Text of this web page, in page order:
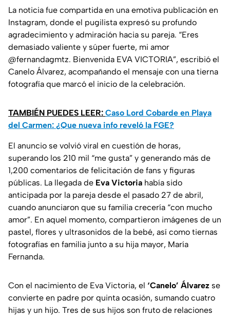
La noticia fue compartida en una emotiva publicación en
Instagram, donde el pugilista expresó su profundo
agradecimiento y admiración hacia su pareja. “Eres
demasiado valiente y súper fuerte, mi amor
@fernandagmtz. Bienvenida EVA VICTORIA”, escribió el
Canelo Álvarez, acompañando el mensaje con una tierna
fotografía que marcó el inicio de la celebración.
TAMBIÉN PUEDES LEER: Caso Lord Cobarde en Playa
del Carmen: ¿Que nueva info reveló la FGE?
El anuncio se volvió viral en cuestión de horas,
superando los 210 mil “me gusta” y generando más de
1,200 comentarios de felicitación de fans y figuras
públicas. La llegada de Eva Victoria había sido
anticipada por la pareja desde el pasado 27 de abril,
cuando anunciaron que su familia crecería “con mucho
amor”. En aquel momento, compartieron imágenes de un
pastel, flores y ultrasonidos de la bebé, así como tiernas
fotografías en familia junto a su hija mayor, María
Fernanda.
Con el nacimiento de Eva Victoria, el ‘Canelo’ Álvarez se
convierte en padre por quinta ocasión, sumando cuatro
hijas y un hijo. Tres de sus hijos son fruto de relaciones